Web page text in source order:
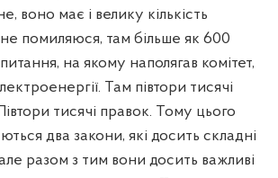
воно має і велику кількість
помиляюся, там більше як 600
на якому наполягав комітет,
Там півтори тисячі
тисячі правок. Тому цього
два закони, які досить складні
разом з тим вони досить важливі